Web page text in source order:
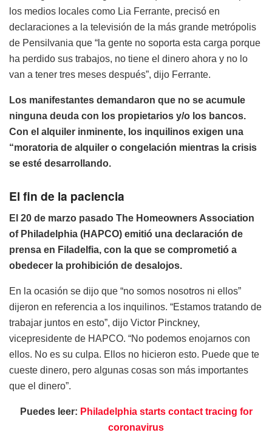
los medios locales como Lia Ferrante, precisó en
declaraciones a la televisión de la más grande metrópolis
de Pensilvania que “la gente no soporta esta carga porque
ha perdido sus trabajos, no tiene el dinero ahora y no lo
van a tener tres meses después”, dijo Ferrante.
Los manifestantes demandaron que no se acumule
ninguna deuda con los propietarios y/o los bancos.
Con el alquiler inminente, los inquilinos exigen una
“moratoria de alquiler o congelación mientras la crisis
se esté desarrollando.
El fin de la paciencia
El 20 de marzo pasado The Homeowners Association
of Philadelphia (HAPCO) emitió una declaración de
prensa en Filadelfia, con la que se comprometió a
obedecer la prohibición de desalojos.
En la ocasión se dijo que “no somos nosotros ni ellos”
dijeron en referencia a los inquilinos. “Estamos tratando de
trabajar juntos en esto”, dijo Victor Pinckney,
vicepresidente de HAPCO. “No podemos enojarnos con
ellos. No es su culpa. Ellos no hicieron esto. Puede que te
cueste dinero, pero algunas cosas son más importantes
que el dinero”.
Puedes leer: Philadelphia starts contact tracing for
coronavirus